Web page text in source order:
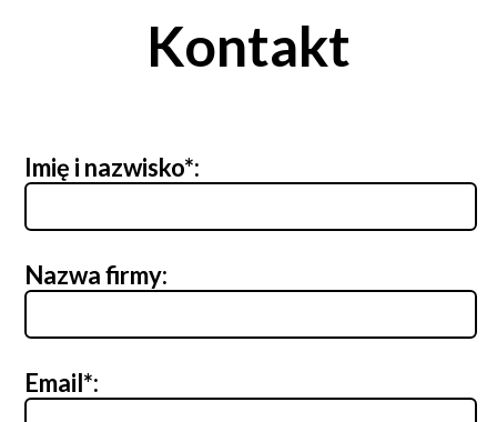
Kontakt
Imię i nazwisko*:
Nazwa firmy:
Email*: